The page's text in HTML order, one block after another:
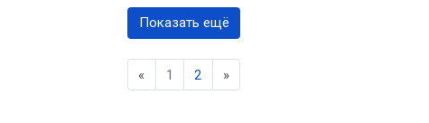
Показать ещё
« Previous
1 2 »Next